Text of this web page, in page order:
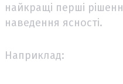
найкращі перші
наведення ясності.
Наприклад: